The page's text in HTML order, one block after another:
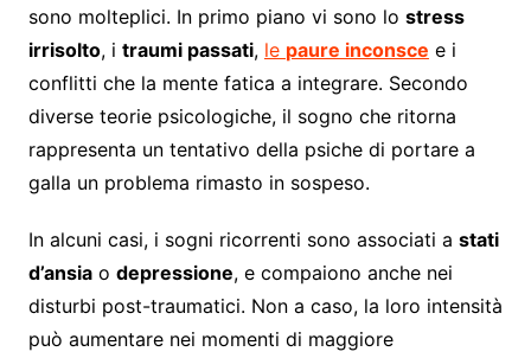
sono molteplici. In primo piano vi sono lo stress
irrisolto, i traumi passati, le paure inconsce e i
conflitti che la mente fatica a integrare. Secondo
diverse teorie psicologiche, il sogno che ritorna
rappresenta un tentativo della psiche di portare a
galla un problema rimasto in sospeso.
In alcuni casi, i sogni ricorrenti sono associati a stati
d’ansiao depressione, e compaiono anche nei
disturbi post-traumatici. Non a caso, la loro intensità
può aumentare nei momenti di maggiore